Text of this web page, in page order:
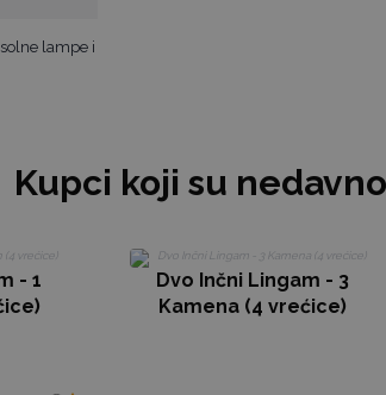
lampe i
Kupci koji su
- 1
Dvo Inčni Lingam - 3
Kamena (4 vrećice)